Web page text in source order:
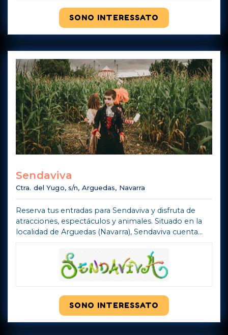
SONO INTERESSATO
Sendaviva
Ctra. del Yugo, s/n, Arguedas, Navarra
Reserva tus entradas para Sendaviva y disfruta de
atracciones, espectáculos y animales. Situado en la
localidad de Arguedas (Navarra), Sendaviva cuenta
las sensaciones fuertes com ...
Mostra di più
SONO INTERESSATO